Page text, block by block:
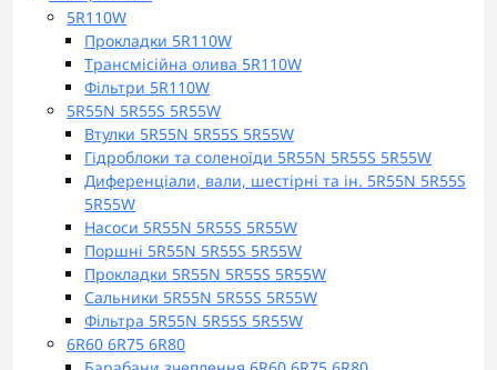
5R110W
Прокладки 5R110W
Трансмісійна олива 5R110W
Фільтри 5R110W
5R55N 5R55S 5R55W
Втулки 5R55N 5R55S 5R55W
Гідроблоки та соленоїди 5R55N 5R55S 5R55W
Диференціали, вали, шестірні та ін. 5R55N 5R55S
5R55W
Насоси 5R55N 5R55S 5R55W
Поршні 5R55N 5R55S 5R55W
Прокладки 5R55N 5R55S 5R55W
Сальники 5R55N 5R55S 5R55W
Фільтра 5R55N 5R55S 5R55W
6R60 6R75 6R80